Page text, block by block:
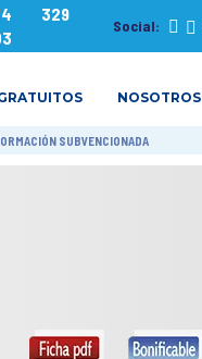
329
Social:
NOSOTROS
SUBVENCIONADA